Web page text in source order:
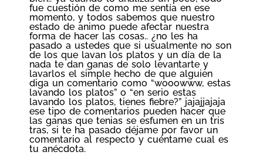
fue cuestión de como me sentía en ese
momento, y todos sabemos que nuestro
estado de animo puede afectar nuestra
forma de hacer las cosas.. ¿no les ha
pasado a ustedes que si usualmente no son
de los que lavan los platos y un día de la
nada te dan ganas de solo levantarte y
lavarlos el simple hecho de que alguien
diga un comentario como “wooowww, estas
lavando los platos” o “en serio estas
lavando los platos, tienes fiebre?” jajajjajaja
ese tipo de comentarios pueden hacer que
las ganas que tenias se esfumen en un tris
tras, si te ha pasado déjame por favor un
comentario al respecto y cuéntame cual es
tu anécdota.